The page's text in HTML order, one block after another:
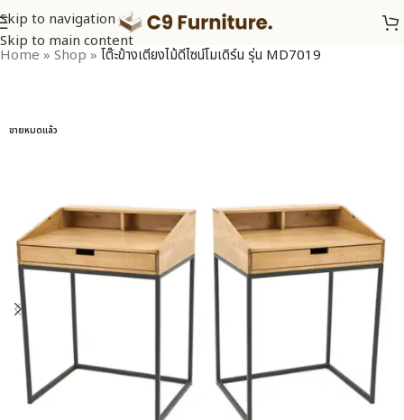
Skip to navigation
Skip to main content
Home » Shop » โต๊ะข้างเตียงไม้ดีไซน์โมเดิร์น รุ่น MD7019
ขายหมดแล้ว